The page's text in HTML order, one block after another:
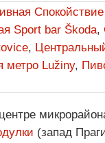
Sport bar Škoda,
,
метро Lužiny,
(запад